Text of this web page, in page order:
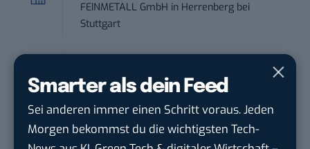
Smarter als dein Feed
Sei anderen immer einen Schritt voraus. Jeden
Morgen bekommst du die wichtigsten Tech-
FEINMETALL GmbH in Herrenberg bei
Stuttgart
Inte...
in Ulm